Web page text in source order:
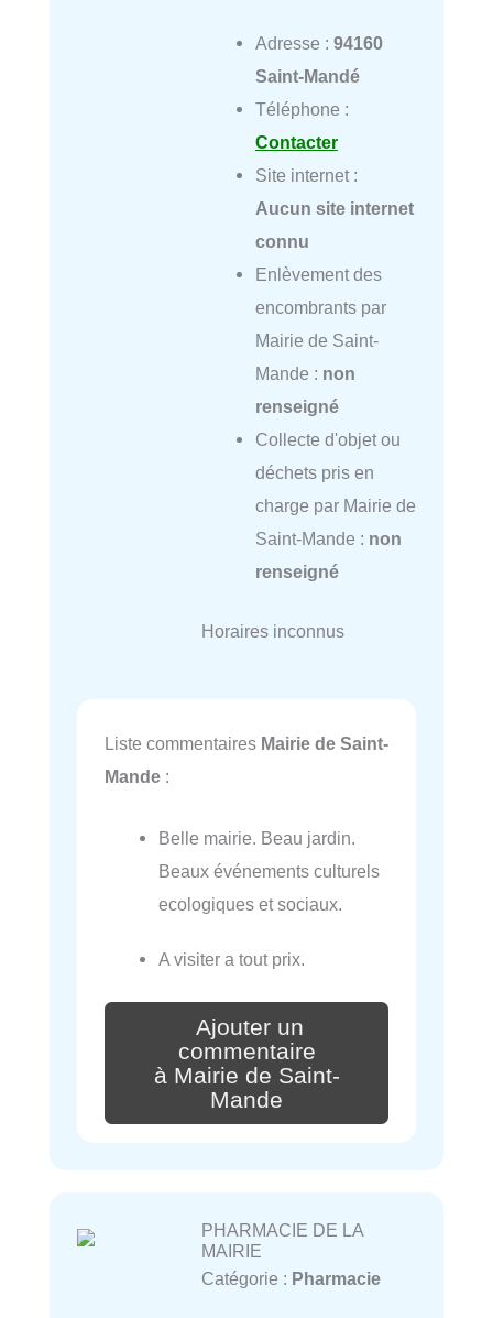
Adresse : 94160
Saint-Mandé
Téléphone :
Contacter
Site internet :
Aucun site internet
connu
Enlèvement des
encombrants par
Mairie de Saint-
Mande : non
renseigné
Collecte d'objet ou
déchets pris en
charge par Mairie de
Saint-Mande : non
renseigné
Horaires inconnus
Liste commentaires Mairie de Saint-
Mande :
Belle mairie. Beau jardin.
Beaux événements culturels
ecologiques et sociaux.
A visiter a tout prix.
Ajouter un
commentaire
à Mairie de Saint-
Mande
PHARMACIE DE LA
MAIRIE
Catégorie : Pharmacie